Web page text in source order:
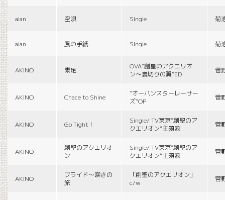
alan 空唄 Single 菊
alan 風の手紙 Single 菊
AKINO 素足
OVA“創星のアクエリオ
ン〜裏切りの翼”ED
菅
AKINO Chace to Shine
“オーバンスターレーサー
ズ”OP
菅
AKINO Go Tight！
Single/ TV東京“創聖のア
クエリオン”主題歌
菅
AKINO
創聖のアクエリオ
ン
Single/ TV東京“創聖のア
クエリオン”主題歌
菅
AKINO
プライド〜嘆きの
旅
「創聖のアクエリオン」
c/w
菅